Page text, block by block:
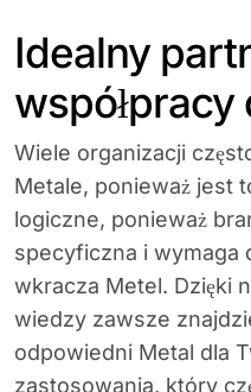
Idealny
współpracy
Wiele organizacji
Metale, ponieważ jest
logiczne, ponieważ
specyficzna i wymaga
wkracza Metel. Dzięki
wiedzy zawsze
odpowiedni Metal dla
zastosowania, który